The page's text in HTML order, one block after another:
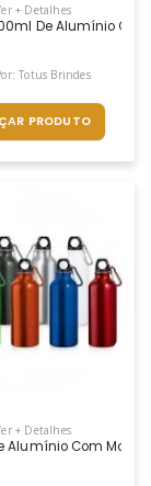
Em Bambu.
+ Detalhes
De Alumínio
Totus Brindes
PRODUTO
+ Detalhes
Alumínio Com